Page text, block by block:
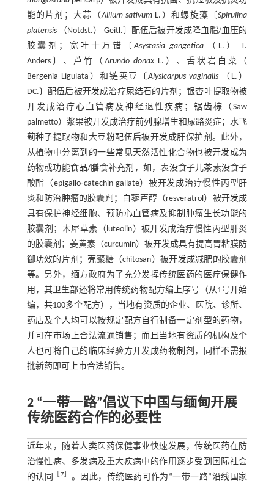
能的片剂；大蒜（Allium sativum L.）和螺旋藻〔Spirulina
platensis（Notdst.） Geitl.〕配伍后被开发成降血脂/血压的
胶囊剂；宽叶十万错〔Asystasia gangetica（L.） T.
Anders〕、芦竹（Arundo donaxL.）、舌状岩白菜（
Bergenia Ligulata）和链荚豆〔Alysicarpus vaginalis （L.）
DC.〕配伍后被开发成治疗尿结石的片剂；银杏叶提取物被
开发成治疗心血管病及神经退性疾病；锯齿棕（Saw
palmetto）浆果被开发成治疗前列腺增生和尿路炎症；水飞
蓟种子提取物和大豆粉配伍后被开发成肝保护剂。此外，
从植物中分离到的一些常见天然活性化合物也被开发成为
药物或功能食品/膳食补充剂，如，表没食子儿茶素没食子
酸酯（epigallo⁃catechin gallate）被开发成治疗慢性丙型肝
炎和防治肿瘤的胶囊剂；白藜芦醇（resveratrol）被开发成
具有保护神经细胞、预防心血管病及抑制肿瘤生长功能的
胶囊剂；木犀草素（luteolin）被开发成治疗慢性丙型肝炎
的胶囊剂；姜黄素（curcumin）被开发成具有提高胃粘膜防
御功效的片剂；壳聚糖（chitosan）被开发成减肥的胶囊剂
等。另外，缅方政府为了充分发挥传统医药的医疗保健作
用，其卫生部还将常用传统药物配方编上序号（从1号开始
编，共100多个配方），当地有资质的企业、医院、诊所、
药店及个人均可以按规定配方自行制备一定剂型的药物，
并可在市场上合法流通销售；而且当地有资质的机构及个
人也可将自己的临床经验方开发成药物制剂，同样不需报
批新药即可上市合法销售。
2 “一带一路”倡议下中国与缅甸开展
传统医药合作的必要性
近年来，随着人类医药保健事业快速发展，传统医药在防
治慢性病、多发病及重大疾病中的作用逐步受到国际社会
的认同
7］ 。因此，传统医药可作为“一带一路”沿线国家